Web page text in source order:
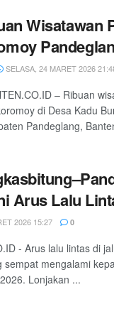
Wisatawan
SELASA, 24 MARET 2026
– Ribuan
di Desa Kadu
Pandeglang,
Arus Lalu
2026 15:27 0
- Arus lalu lintas di
mengalami
Lonjakan ...